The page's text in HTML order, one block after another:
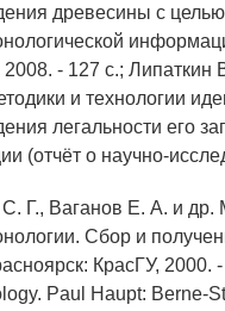
древесины с
- 127 с.; Липаткин
и технологии
легальности его
(отчёт о научно-
Г., Ваганов Е. А. и
Сбор и
КрасГУ,
Paul Haupt: Berne-